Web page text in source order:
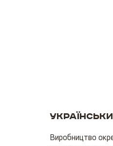
Виробництво